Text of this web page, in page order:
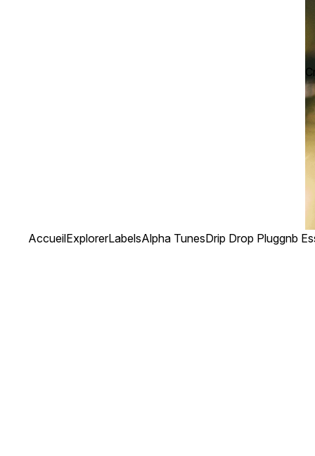
AccueilExplorerLabelsAlpha TunesDrip Drop Pluggnb